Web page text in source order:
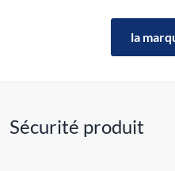
la
Sécurité produit